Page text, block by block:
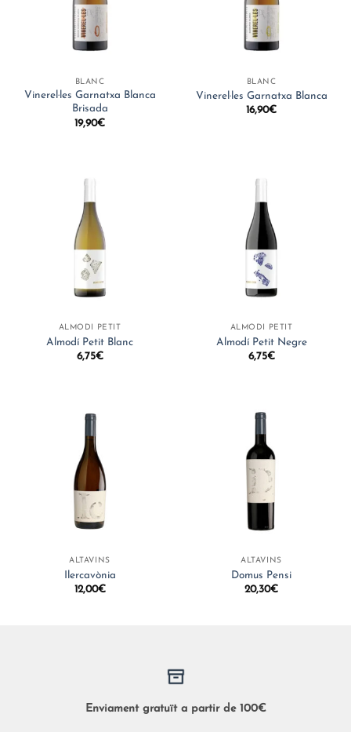
BLANC
Vinerel·les Garnatxa Blanca
Brisada
19,90€
BLANC
Vinerel·les Garnatxa Blanca
16,90€
ALMODÍ PETIT
Almodí Petit Blanc
6,75€
ALMODÍ PETIT
Almodí Petit Negre
6,75€
ALTAVINS
Ilercavònia
12,00€
ALTAVINS
Domus Pensi
20,30€
Enviament gratuït a partir de 100€